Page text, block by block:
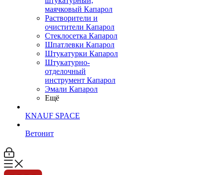
маячковый Капарол
Растворители и
очистители Капарол
Cтеклосетка Капарол
Шпатлевки Капарол
Штукатурки Капарол
Штукатурно-
отделочный
инструмент Капарол
Эмали Капарол
Ещё
KNAUF SPACE
Ветонит